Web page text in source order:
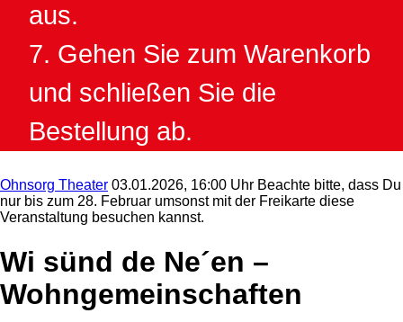
aus.
7. Gehen Sie zum Warenkorb
und schließen Sie die
Bestellung ab.
Ohnsorg Theater 03.01.2026, 16:00 Uhr Beachte bitte, dass Du
nur bis zum 28. Februar umsonst mit der Freikarte diese
Veranstaltung besuchen kannst.
Wi sünd de Ne´en –
Wohngemeinschaften